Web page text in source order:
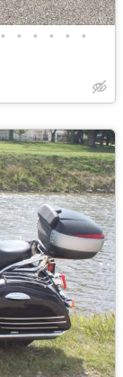
• • • • • •